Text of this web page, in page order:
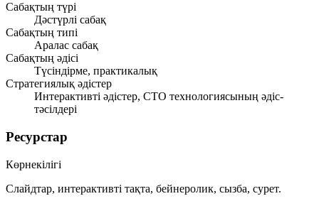
Сабақтың түрі
Дәстүрлі сабақ
Сабақтың типі
Аралас сабақ
Сабақтың әдісі
Түсіндірме, практикалық
Стратегиялық әдістер
Интерактивті әдістер, СТО технологиясының әдіс-
тәсілдері
Ресурстар
Көрнекілігі
Слайдтар, интерактивті тақта, бейнеролик, сызба, сурет.